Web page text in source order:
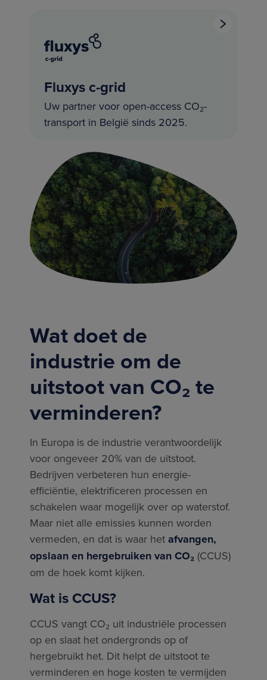
Fluxys c-grid
Uw partner voor open-access CO₂-
transport in België sinds 2025.
Wat doet de
industrie om de
uitstoot van CO₂ te
verminderen?
In Europa is de industrie verantwoordelijk
voor ongeveer 20% van de uitstoot.
Bedrijven verbeteren hun energie-
efficiëntie, elektrificeren processen en
schakelen waar mogelijk over op waterstof.
Maar niet alle emissies kunnen worden
vermeden, en dat is waar het afvangen,
opslaan en hergebruiken van CO₂ (CCUS)
om de hoek komt kijken.
Wat is CCUS?
CCUS vangt CO₂ uit industriële processen
op en slaat het ondergronds op of
hergebruikt het. Dit helpt de uitstoot te
verminderen en hoge kosten te vermijden